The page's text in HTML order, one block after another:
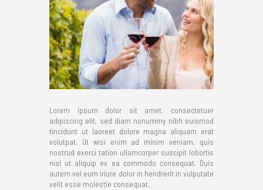
Lorem ipsum dolor sit amet, consectetuer
adipiscing elit, sed diam nonummy nibh euismod
tincidunt ut laoreet dolore magna aliquam erat
volutpat. Ut wisi enim ad minim veniam, quis
nostrud exerci tation ullamcorper suscipit lobortis
nisl ut aliquip ex ea commodo consequat. Duis
autem vel eum iriure dolor in hendrerit in vulputate
velit esse molestie consequat,